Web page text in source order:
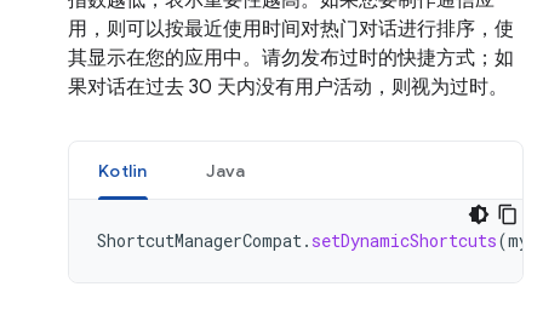
用，则可以按最近使用时间对热门对话进行排序，使
其显示在您的应用中。请勿发布过时的快捷方式；如
果对话在过去 30 天内没有用户活动，则视为过时。
Kotlin Java
ShortcutManagerCompat. setDynamicShortcuts(